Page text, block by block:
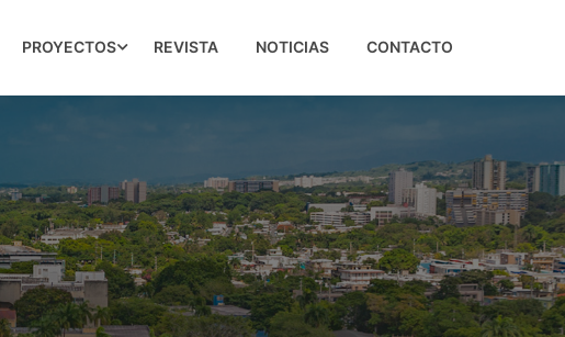
PROYECTOS REVISTA NOTICIAS CONTACTO